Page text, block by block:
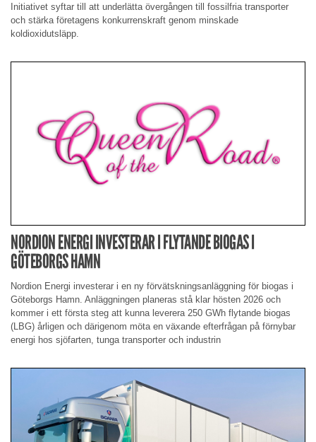
Initiativet syftar till att underlätta övergången till fossilfria transporter
och stärka företagens konkurrenskraft genom minskade
koldioxidutsläpp.
NORDION ENERGI INVESTERAR I FLYTANDE BIOGAS I
GÖTEBORGS HAMN
Nordion Energi investerar i en ny förvätskningsanläggning för biogas i
Göteborgs Hamn. Anläggningen planeras stå klar hösten 2026 och
kommer i ett första steg att kunna leverera 250 GWh flytande biogas
(LBG) årligen och därigenom möta en växande efterfrågan på förnybar
energi hos sjöfarten, tunga transporter och industrin